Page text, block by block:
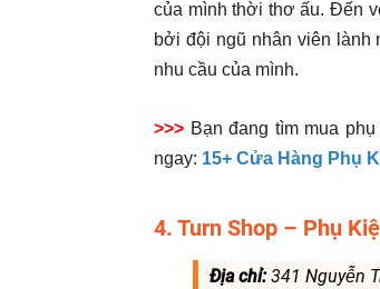
của mình thời thơ ấu. Đến
bởi đội ngũ nhân viên
nhu cầu của mình.
>>> Bạn đang tìm mua
ngay: 15+ Cửa Hàng Phụ
4. Turn Shop – Phụ
Địa chỉ:341 Nguyễn